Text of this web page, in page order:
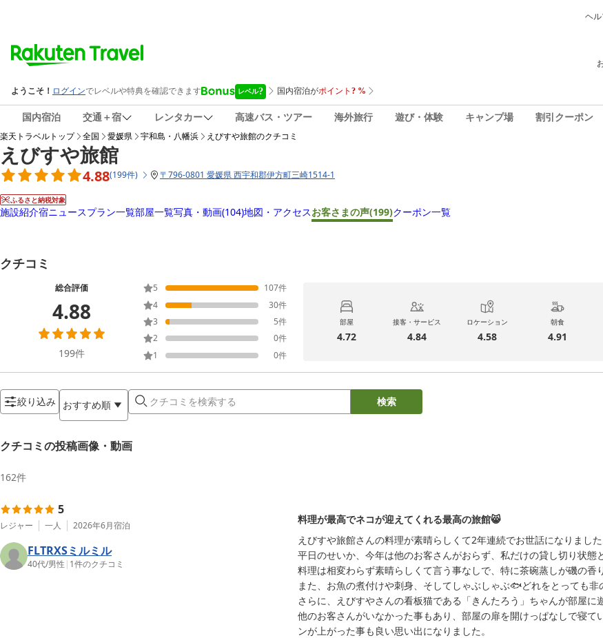
ヘ
国内宿泊 交通＋宿 レンタカー 高速バス・ツアー 海外旅行 遊び・体験 キャンプ場 割引クーポン
楽天トラベルトップ 全国 愛媛県 宇和島・八幡浜 えびすや旅館のクチコミ
えびすや旅館
4.88(199件) 〒796-0801 愛媛県 西宇和郡伊方町三崎1514-1
ふるさと納税対象
施設紹介宿ニュースプラン一覧部屋一覧写真・動画(104)地図・アクセスお客さまの声(199)クーポン一覧
クチコミ
総合評価
4.88
199件
5 107件
4
30件
3
5件
2
0件
1
0件
部屋
4.72
接客・サービス
4.84
ロケーション
4.58
朝食
4.91
絞り込み おすすめ順 検索
クチコミの投稿画像・動画
162件
5
レジャー 一人 2026年6月宿泊
FLTRXSミルミル
40代/男性 | 1件のクチコミ
料理が最高でネコが迎えてくれる最高の旅館😸
えびすや旅館さんの料理が素晴らしくて2年連続でお世話になりました
平日のせいか、今年は他のお客さんがおらず、私だけの貸し切り状態
料理は相変わらず素晴らしくて言う事なしで、特に茶碗蒸しが磯の香
また、お魚の煮付けや刺身、そしてしゃぶしゃぶ🐟どれをとっても非
さらに、えびすやさんの看板猫である「きんたろう」ちゃんが部屋に
他のお客さんがいなかった事もあり、部屋の扉を開けっぱなしで寝
ンが上がった事も良い思い出になりました。